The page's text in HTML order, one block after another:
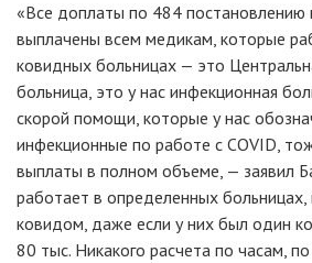
«Все доплаты по 484
выплачены всем медикам, которые
ковидных больницах — это
больница, это у нас инфекционная
скорой помощи, которые у нас
инфекционные по работе с COVID,
выплаты в полном объеме, — заявил
работает в определенных
ковидом, даже если у них был один
80 тыс. Никакого расчета по часам,